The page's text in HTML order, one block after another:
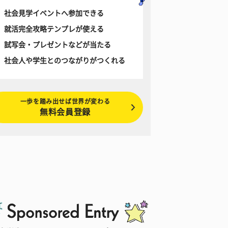
社会見学イベントへ参加できる
就活完全攻略テンプレが使える
試写会・プレゼントなどが当たる
社会人や学生とのつながりがつくれる
一歩を踏み出せば世界が変わる
無料会員登録